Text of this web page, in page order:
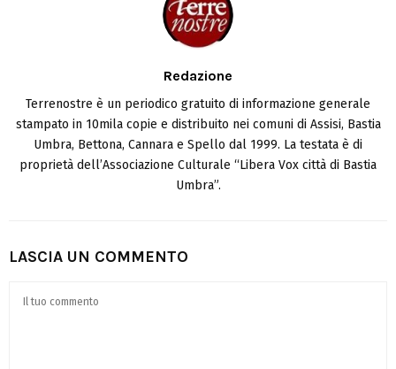
Redazione
Terrenostre è un periodico gratuito di informazione generale
stampato in 10mila copie e distribuito nei comuni di Assisi, Bastia
Umbra, Bettona, Cannara e Spello dal 1999. La testata è di
proprietà dell’Associazione Culturale “Libera Vox città di Bastia
Umbra”.
LASCIA UN COMMENTO